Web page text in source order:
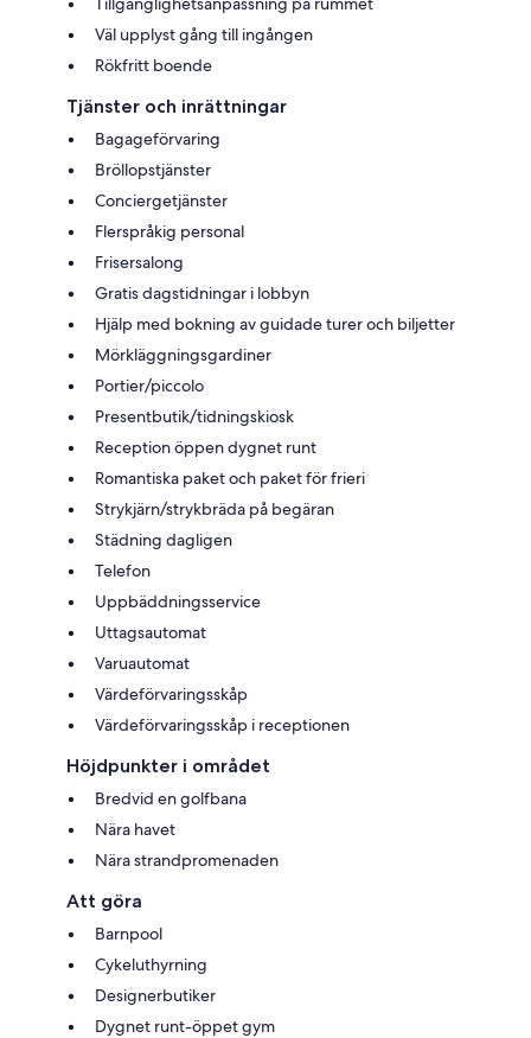
Väl upplyst gång till ingången
Rökfritt boende
Tjänster och inrättningar
Bagageförvaring
Bröllopstjänster
Conciergetjänster
Flerspråkig personal
Frisersalong
Gratis dagstidningar i lobbyn
Hjälp med bokning av guidade turer och biljetter
Mörkläggningsgardiner
Portier/piccolo
Presentbutik/tidningskiosk
Reception öppen dygnet runt
Romantiska paket och paket för frieri
Strykjärn/strykbräda på begäran
Städning dagligen
Telefon
Uppbäddningsservice
Uttagsautomat
Varuautomat
Värdeförvaringsskåp
Värdeförvaringsskåp i receptionen
Höjdpunkter i området
Bredvid en golfbana
Nära havet
Nära strandpromenaden
Att göra
Barnpool
Cykeluthyrning
Designerbutiker
Dygnet runt-öppet gym